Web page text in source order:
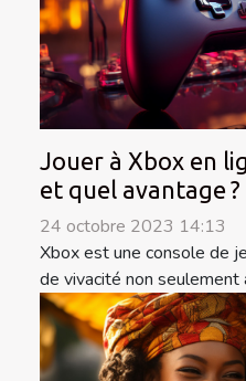
Jouer à Xbox en
et quel avantage ?
24 octobre 2023 14:13
Xbox est une console de
de vivacité non seulement